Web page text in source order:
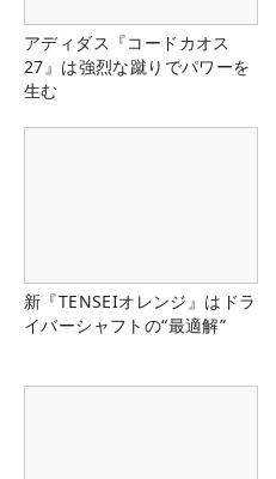
アディダス『コードカオス
27』は強烈な蹴りでパワーを
生む
新『TENSEIオレンジ』はドラ
イバーシャフトの“最適解”